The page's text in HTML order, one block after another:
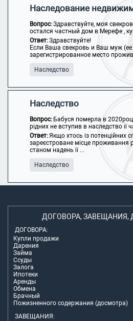
Наследование
Вопрос:Здравствуйте, моя
остался частный дом в Мерефе ,
Ответ:Здравствуйте!
Если Ваша свекровь и Ваш муж
зарегистрированное место
Наследство
Наследство
Вопрос: Бабуся померла в
рідних не вступив в наследство ії
Ответ:Якщо хтось із потенційних
зареєстроване місце
станом надень її ...
Наследство
ДОГОВОРА, ЗАВЕЩАНИЯ,
ДОГОВОРА:
Купли продажи
Дарения
Займа
Ссуды
Залога
Ипотеки
Аренды
Обмена
Брачный
Пожизненного содержания (досмотра)
ЗАВЕЩАНИЯ: